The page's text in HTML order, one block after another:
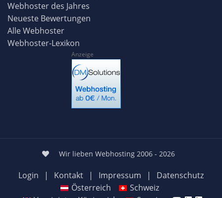
Webhoster des Jahres
Neueste Bewertungen
Alle Webhoster
Webhoster-Lexikon
Anzeige
Wir lieben Webhosting 2006 - 2026
Login | Kontakt | Impressum |
Datenschutz
Österreich
Schweiz